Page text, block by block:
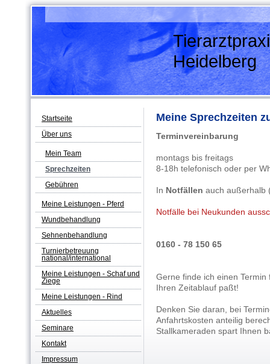
Heidelberg
Startseite
Über uns
Mein Team
Sprechzeiten
Gebühren
Meine Leistungen - Pferd
Wundbehandlung
Sehnenbehandlung
Turnierbetreuung
national/international
Meine Leistungen - Schaf und
Ziege
Meine Leistungen - Rind
Aktuelles
Seminare
Kontakt
Impressum
Meine Sprechzeiten
Terminvereinbarung
montags bis freitags
8-18h telefonisch oder per
In Notfällen auch außerhalb
Notfälle bei Neukunden
0160 - 78 150 65
Gerne finde ich einen
Ihren Zeitablauf paßt!
Denken Sie daran, bei
Anfahrtskosten anteilig
Stallkameraden spart Ihnen